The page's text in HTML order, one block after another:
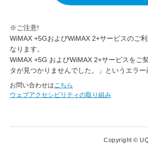
※ご注意!
WiMAX +5GおよびWiMAX 2+サービスのご
なります。
WiMAX +5G およびWiMAX 2+サービスをご
タが見つかりませんでした。」というエラ
お問い合わせはこちら
ウェブアクセシビリティの取り組み
Copyright ©